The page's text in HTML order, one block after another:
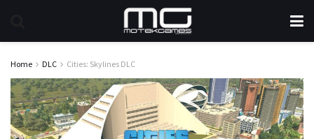
Home DLC Cities: Skylines DLC